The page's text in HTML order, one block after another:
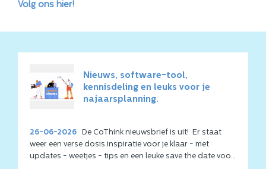
Volg ons hier!
Nieuws, software-tool,
kennisdeling en leuks voor je
najaarsplanning.
26-06-2026
De CoThink nieuwsbrief is uit! Er staat
weer een verse dosis inspiratie voor je klaar - met
updates - weetjes - tips en een leuke save the date voor